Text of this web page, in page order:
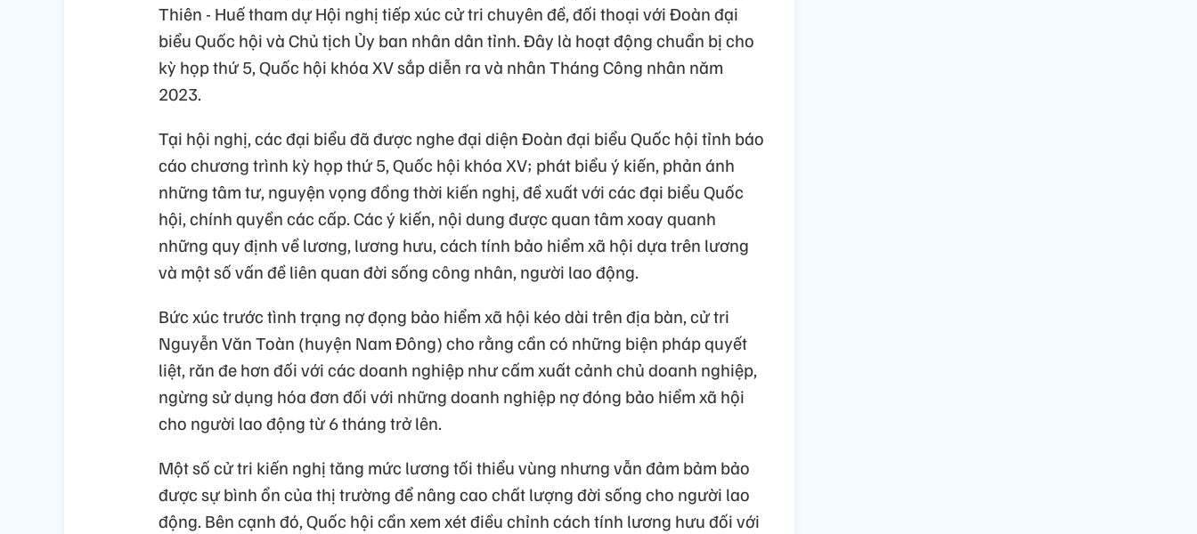
Thiên - Huế tham dự Hội nghị tiếp xúc cử tri chuyên đề, đối thoại với Đoàn đại
biểu Quốc hội và Chủ tịch Ủy ban nhân dân tỉnh. Đây là hoạt động chuẩn bị cho
kỳ họp thứ 5, Quốc hội khóa XV sắp diễn ra và nhân Tháng Công nhân năm
2023.
Tại hội nghị, các đại biểu đã được nghe đại diện Đoàn đại biểu Quốc hội tỉnh báo
cáo chương trình kỳ họp thứ 5, Quốc hội khóa XV; phát biểu ý kiến, phản ánh
những tâm tư, nguyện vọng đồng thời kiến nghị, đề xuất với các đại biểu Quốc
hội, chính quyền các cấp. Các ý kiến, nội dung được quan tâm xoay quanh
những quy định về lương, lương hưu, cách tính bảo hiểm xã hội dựa trên lương
và một số vấn đề liên quan đời sống công nhân, người lao động.
Bức xúc trước tình trạng nợ đọng bảo hiểm xã hội kéo dài trên địa bàn, cử tri
Nguyễn Văn Toàn (huyện Nam Đông) cho rằng cần có những biện pháp quyết
liệt, răn đe hơn đối với các doanh nghiệp như cấm xuất cảnh chủ doanh nghiệp,
ngừng sử dụng hóa đơn đối với những doanh nghiệp nợ đóng bảo hiểm xã hội
cho người lao động từ 6 tháng trở lên.
Một số cử tri kiến nghị tăng mức lương tối thiểu vùng nhưng vẫn đảm bảm bảo
được sự bình ổn của thị trường để nâng cao chất lượng đời sống cho người lao
động. Bên cạnh đó, Quốc hội cần xem xét điều chỉnh cách tính lương hưu đối với